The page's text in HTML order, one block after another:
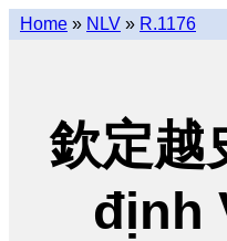
Home » NLV » R.1176
欽定越
định